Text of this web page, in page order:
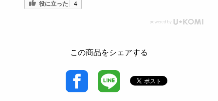
役に立った 4
この商品をシェアする